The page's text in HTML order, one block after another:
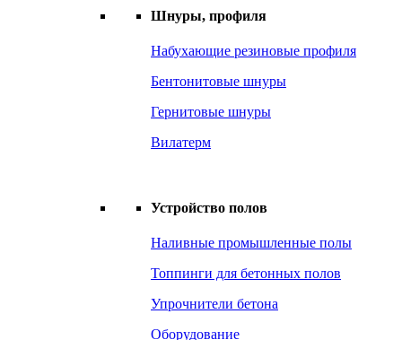
Шнуры, профиля
Набухающие резиновые профиля
Бентонитовые шнуры
Гернитовые шнуры
Вилатерм
Устройство полов
Наливные промышленные полы
Топпинги для бетонных полов
Упрочнители бетона
Оборудование